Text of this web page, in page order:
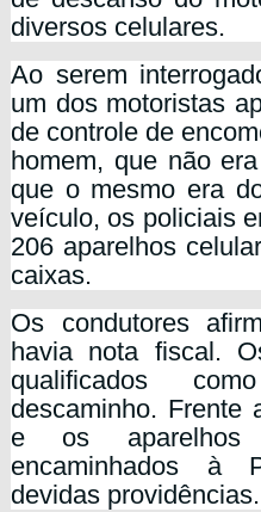
diversos celulares.
Ao serem
um dos motoristas
de controle de
homem, que não
que o mesmo era
veículo, os policiais
206 aparelhos
caixas.
Os condutores
havia nota fiscal.
qualificados
descaminho. Frente
e os aparelhos
encaminhados à
devidas providências.